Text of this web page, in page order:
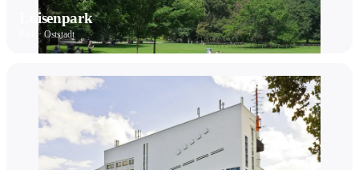
Luisenpark
Park · Oststadt